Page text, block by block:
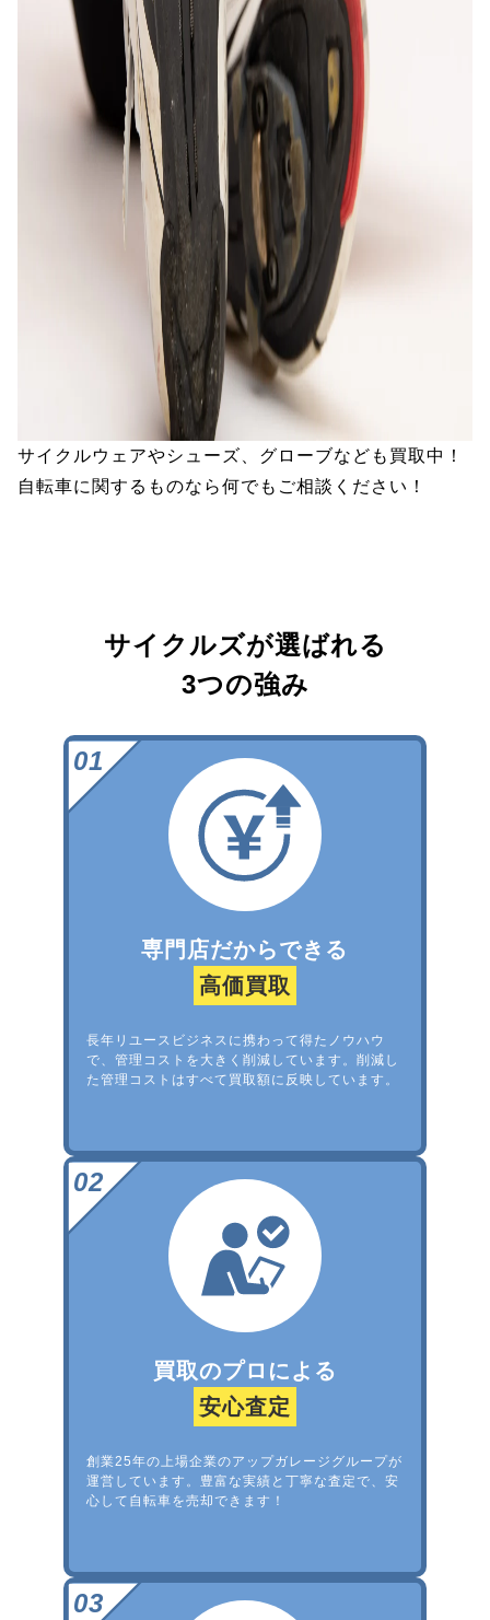
サイクルウェアやシューズ、グローブなども買取中！
自転車に関するものなら何でもご相談ください！
サイクルズが選ばれる
3つの強み
専門店だからできる
高価買取
長年リユースビジネスに携わって得たノウハウ
で、管理コストを大きく削減しています。削減し
た管理コストはすべて買取額に反映しています。
買取のプロによる
安心査定
創業25年の上場企業のアップガレージグループが
運営しています。豊富な実績と丁寧な査定で、安
心して自転車を売却できます！